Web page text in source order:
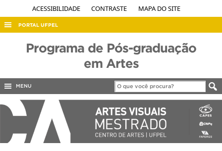
ACESSIBILIDADE CONTRASTE MAPA DO SITE
PORTAL UFPEL
EDITAIS
INTERNACIONAL
OUVIDORIA
Programa de Pós-graduação
em Artes
MENU